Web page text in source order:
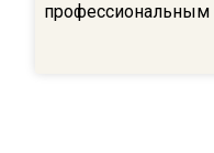
профессиональным